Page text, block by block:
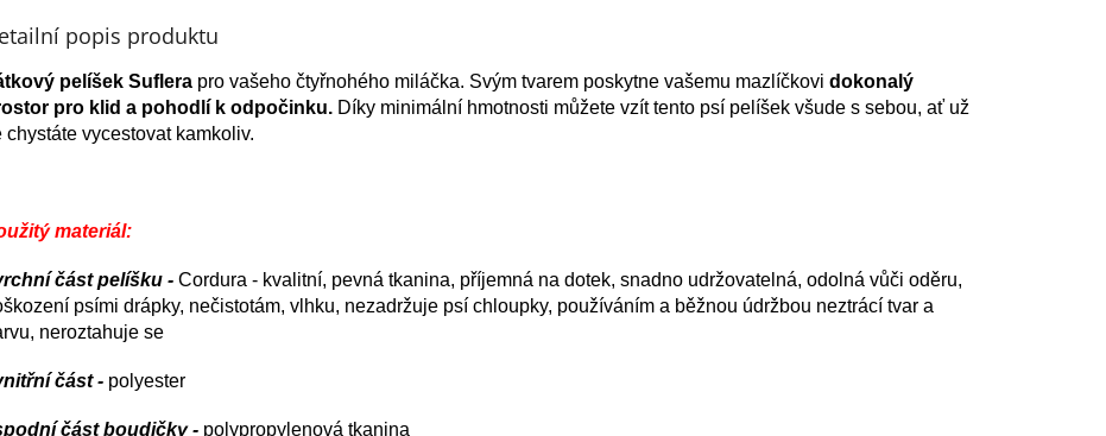
popis produktu
pelíšek Suflera pro vašeho čtyřnohého miláčka. Svým tvarem poskytne vašemu mazlíčkovi dokonalý
pro klid a pohodlí k odpočinku. Díky minimální hmotnosti můžete vzít tento psí pelíšek všude s sebou, ať už
chystáte vycestovat kamkoliv.
materiál:
část pelíšku - Cordura - kvalitní, pevná tkanina, příjemná na dotek, snadno udržovatelná, odolná vůči oděru,
psími drápky, nečistotám, vlhku, nezadržuje psí chloupky, používáním a běžnou údržbou neztrácí tvar a
neroztahuje se
část - polyester
část boudičky - polypropylenová tkanina